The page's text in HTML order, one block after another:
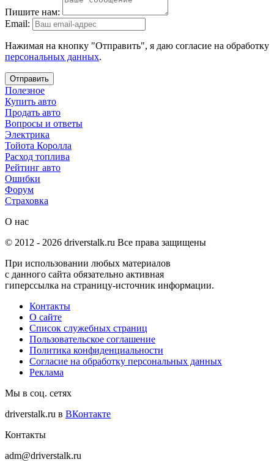
Пишите нам:
Email:
Нажимая на кнопку "Отправить", я даю согласие на обработку
персональных данных.
Отправить
Полезное
Купить авто
Продать авто
Вопросы и ответы
Электрика
Тойота Королла
Расход топлива
Рейтинг авто
Ошибки
Форум
Страховка
О нас
© 2012 - 2026 driverstalk.ru Все права защищены
При использовании любых материалов
с данного сайта обязательно активная
гиперссылка на страницу-источник информации.
Контакты
О сайте
Список служебных страниц
Пользовательское соглашение
Политика конфиденциальности
Согласие на обработку персональных данных
Реклама
Мы в соц. сетях
driverstalk.ru в ВКонтакте
Контакты
adm@driverstalk.ru